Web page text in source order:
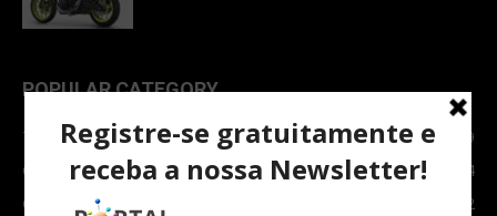
POPULAR CATEGORY
TOPNEWS
7089
Carro e Moto
3764
Carro
2082